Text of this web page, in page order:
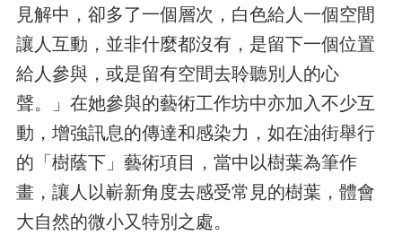
見解中，卻多了一個層次，白色給人一個空間
讓人互動，並非什麼都沒有，是留下一個位置
給人參與，或是留有空間去聆聽別人的心
聲。」在她參與的藝術工作坊中亦加入不少互
動，增強訊息的傳達和感染力，如在油街舉行
的「樹蔭下」藝術項目，當中以樹葉為筆作
畫，讓人以嶄新角度去感受常見的樹葉，體會
大自然的微小又特別之處。